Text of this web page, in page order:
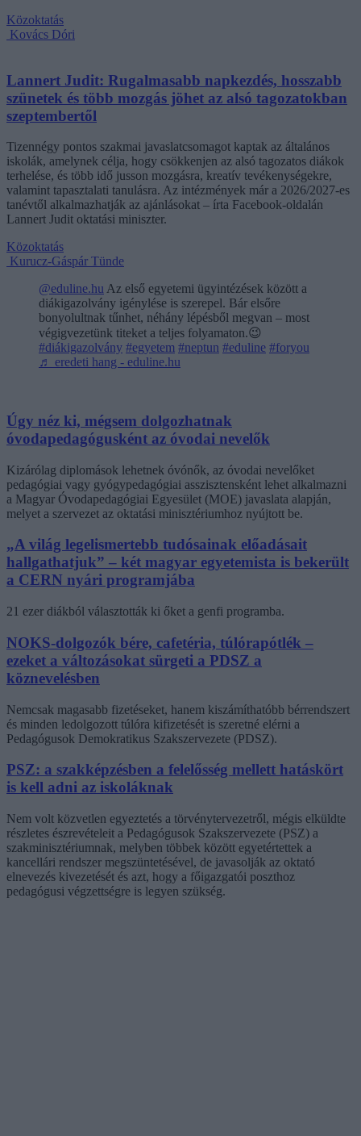
Közoktatás
Kovács Dóri
Lannert Judit: Rugalmasabb napkezdés, hosszabb
szünetek és több mozgás jöhet az alsó tagozatokban
szeptembertől
Tizennégy pontos szakmai javaslatcsomagot kaptak az általános
iskolák, amelynek célja, hogy csökkenjen az alsó tagozatos diákok
terhelése, és több idő jusson mozgásra, kreatív tevékenységekre,
valamint tapasztalati tanulásra. Az intézmények már a 2026/2027-es
tanévtől alkalmazhatják az ajánlásokat – írta Facebook-oldalán
Lannert Judit oktatási miniszter.
Közoktatás
Kurucz-Gáspár Tünde
@eduline.hu Az első egyetemi ügyintézések között a
diákigazolvány igénylése is szerepel. Bár elsőre
bonyolultnak tűnhet, néhány lépésből megvan – most
végigvezetünk titeket a teljes folyamaton.😉
#diákigazolvány #egyetem #neptun #eduline #foryou
♬ eredeti hang - eduline.hu
Úgy néz ki, mégsem dolgozhatnak
óvodapedagógusként az óvodai nevelők
Kizárólag diplomások lehetnek óvónők, az óvodai nevelőket
pedagógiai vagy gyógypedagógiai asszisztensként lehet alkalmazni
a Magyar Óvodapedagógiai Egyesület (MOE) javaslata alapján,
melyet a szervezet az oktatási minisztériumhoz nyújtott be.
„A világ legelismertebb tudósainak előadásait
hallgathatjuk” – két magyar egyetemista is bekerült
a CERN nyári programjába
21 ezer diákból választották ki őket a genfi programba.
NOKS-dolgozók bére, cafetéria, túlórapótlék –
ezeket a változásokat sürgeti a PDSZ a
köznevelésben
Nemcsak magasabb fizetéseket, hanem kiszámíthatóbb bérrendszert
és minden ledolgozott túlóra kifizetését is szeretné elérni a
Pedagógusok Demokratikus Szakszervezete (PDSZ).
PSZ: a szakképzésben a felelősség mellett hatáskört
is kell adni az iskoláknak
Nem volt közvetlen egyeztetés a törvénytervezetről, mégis elküldte
részletes észrevételeit a Pedagógusok Szakszervezete (PSZ) a
szakminisztériumnak, melyben többek között egyetértettek a
kancellári rendszer megszüntetésével, de javasolják az oktató
elnevezés kivezetését és azt, hogy a főigazgatói poszthoz
pedagógusi végzettségre is legyen szükség.